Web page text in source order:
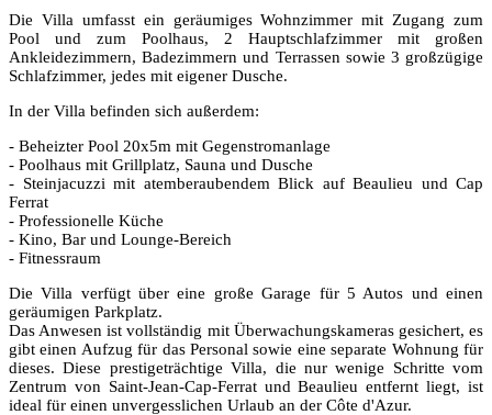
Die Villa umfasst ein geräumiges Wohnzimmer mit Zugang zum
Pool und zum Poolhaus, 2 Hauptschlafzimmer mit großen
Ankleidezimmern, Badezimmern und Terrassen sowie 3 großzügige
Schlafzimmer, jedes mit eigener Dusche.
In der Villa befinden sich außerdem:
- Beheizter Pool 20x5m mit Gegenstromanlage
- Poolhaus mit Grillplatz, Sauna und Dusche
- Steinjacuzzi mit atemberaubendem Blick auf Beaulieu und Cap
Ferrat
- Professionelle Küche
- Kino, Bar und Lounge-Bereich
- Fitnessraum
Die Villa verfügt über eine große Garage für 5 Autos und einen
geräumigen Parkplatz.
Das Anwesen ist vollständig mit Überwachungskameras gesichert, es
gibt einen Aufzug für das Personal sowie eine separate Wohnung für
dieses. Diese prestigeträchtige Villa, die nur wenige Schritte vom
Zentrum von Saint-Jean-Cap-Ferrat und Beaulieu entfernt liegt, ist
ideal für einen unvergesslichen Urlaub an der Côte d'Azur.